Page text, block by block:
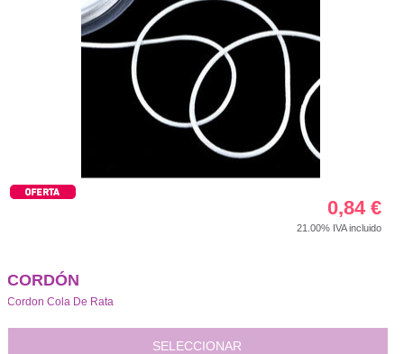
0,84 €
21.00% IVA incluido
CORDÓN
Cordon Cola De Rata
SELECCIONAR